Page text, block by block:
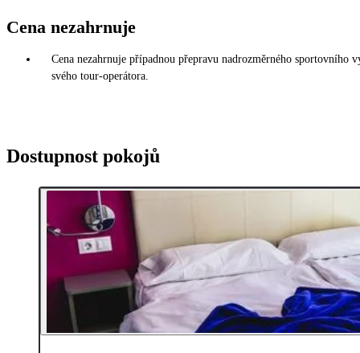
Cena nezahrnuje
Cena nezahrnuje případnou přepravu nadrozměrného
svého tour-operátora.
Dostupnost pokojů